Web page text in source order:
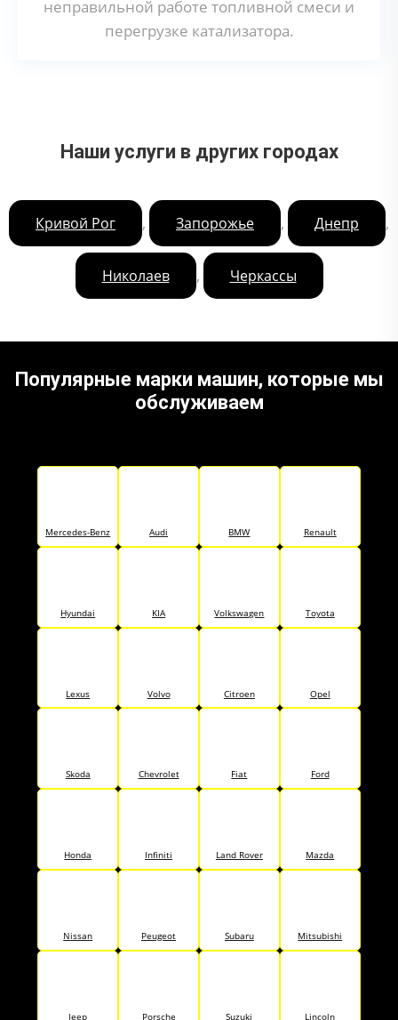
неправильной работе топливной смеси и
перегрузке катализатора.
Наши услуги в других городах
Кривой Рог , Запорожье , Днепр ,
Николаев , Черкассы
Популярные марки машин, которые мы
обслуживаем
Mercedes-Benz Audi BMW Renault
Hyundai KIA Volkswagen Toyota
Lexus Volvo Citroen Opel
Skoda Chevrolet Fiat Ford
Honda Infiniti Land Rover Mazda
Nissan Peugeot Subaru Mitsubishi
Jeep Porsche Suzuki Lincoln